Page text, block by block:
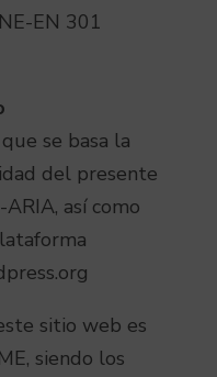
EN 301
se basa la
del presente
así como
sitio web es
siendo los